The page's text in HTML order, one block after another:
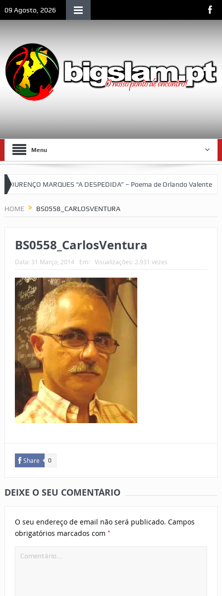
09 Agosto, 2026
Menu
MARQUES “A DESPEDIDA” – Poema de Orlando Valente
HOME BS0558_CARLOSVENTURA
BS0558_CarlosVentura
Data: 31 Março, 2014 Em: Visualizações: 2.931 vezes
Share 0
DEIXE O SEU COMENTÁRIO
O seu endereço de email não será publicado. Campos
obrigatórios marcados com *